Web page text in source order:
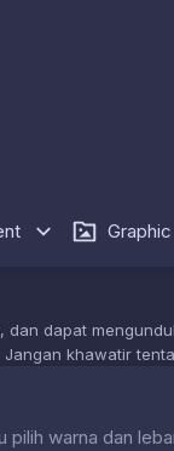
Graphic
dapat
khawatir
warna dan